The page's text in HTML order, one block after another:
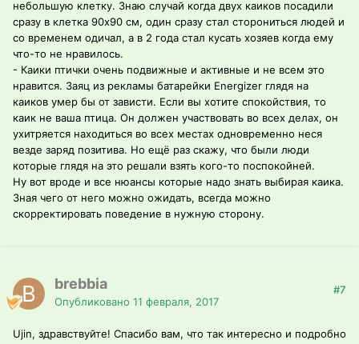
небольшую клетку. Знаю случай когда двух каиков посадили
сразу в клетка 90х90 см, один сразу стал сторониться людей и
со временем одичал, а в 2 года стал кусать хозяев когда ему
что-то не нравилось.
- Каики птички очень подвижные и активные и не всем это
нравится. Заяц из рекламы батарейки Energizer глядя на
каиков умер бы от зависти. Если вы хотите спокойствия, то
каик не ваша птица. Он должен участвовать во всех делах, он
ухитряется находиться во всех местах одновременно неся
везде заряд позитива. Но ещё раз скажу, что были люди
которые глядя на это решали взять кого-то поспокойней.
Ну вот вроде и все нюансы которые надо знать выбирая каика.
Зная чего от него можно ожидать, всегда можно
скорректировать поведение в нужную сторону.
brebbia
Опубликовано 11 февраля, 2017
#7
Ujin, здравствуйте! Спасибо вам, что так интересно и подробно